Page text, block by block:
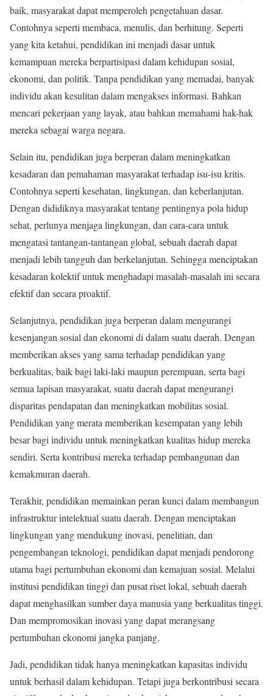
baik, masyarakat dapat memperoleh pengetahuan dasar.
Contohnya seperti membaca, menulis, dan berhitung. Seperti
yang kita ketahui, pendidikan ini menjadi dasar untuk
kemampuan mereka berpartisipasi dalam kehidupan sosial,
ekonomi, dan politik. Tanpa pendidikan yang memadai, banyak
individu akan kesulitan dalam mengakses informasi. Bahkan
mencari pekerjaan yang layak, atau bahkan memahami hak-hak
mereka sebagai warga negara.
Selain itu, pendidikan juga berperan dalam meningkatkan
kesadaran dan pemahaman masyarakat terhadap isu-isu kritis.
Contohnya seperti kesehatan, lingkungan, dan keberlanjutan.
Dengan dididiknya masyarakat tentang pentingnya pola hidup
sehat, perlunya menjaga lingkungan, dan cara-cara untuk
mengatasi tantangan-tantangan global, sebuah daerah dapat
menjadi lebih tangguh dan berkelanjutan. Sehingga menciptakan
kesadaran kolektif untuk menghadapi masalah-masalah ini secara
efektif dan secara proaktif.
Selanjutnya, pendidikan juga berperan dalam mengurangi
kesenjangan sosial dan ekonomi di dalam suatu daerah. Dengan
memberikan akses yang sama terhadap pendidikan yang
berkualitas, baik bagi laki-laki maupun perempuan, serta bagi
semua lapisan masyarakat, suatu daerah dapat mengurangi
disparitas pendapatan dan meningkatkan mobilitas sosial.
Pendidikan yang merata memberikan kesempatan yang lebih
besar bagi individu untuk meningkatkan kualitas hidup mereka
sendiri. Serta kontribusi mereka terhadap pembangunan dan
kemakmuran daerah.
Terakhir, pendidikan memainkan peran kunci dalam membangun
infrastruktur intelektual suatu daerah. Dengan menciptakan
lingkungan yang mendukung inovasi, penelitian, dan
pengembangan teknologi, pendidikan dapat menjadi pendorong
utama bagi pertumbuhan ekonomi dan kemajuan sosial. Melalui
institusi pendidikan tinggi dan pusat riset lokal, sebuah daerah
dapat menghasilkan sumber daya manusia yang berkualitas tinggi.
Dan mempromosikan inovasi yang dapat merangsang
pertumbuhan ekonomi jangka panjang.
Jadi, pendidikan tidak hanya meningkatkan kapasitas individu
untuk berhasil dalam kehidupan. Tetapi juga berkontribusi secara